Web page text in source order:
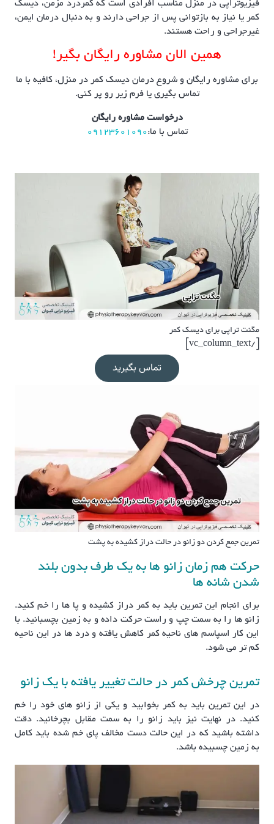
فیزیوتراپی در منزل مناسب افرادی است که کمردرد مزمن، دیسک
کمر یا نیاز به بازتوانی پس از جراحی دارند و به دنبال درمان ایمن،
غیرجراحی و راحت هستند.
همین الان مشاوره رایگان بگیر!
برای مشاوره رایگان و شروع درمان دیسک کمر در منزل، کافیه با ما
تماس بگیری یا فرم زیر رو پر کنی.
درخواست مشاوره رایگان
تماس با ما:۰۹۱۲۳۶۰۱۰۹۰
مگنت تراپی برای دیسک کمر
[/vc_column_text]
تماس بگیرید
تمرین جمع کردن دو زانو در حالت دراز کشیده به پشت
حرکت هم زمان زانو ها به یک طرف بدون بلند
شدن شانه ها
برای انجام این تمرین باید به کمر دراز کشیده و پا ها را خم کنید.
زانو ها را به سمت چپ و راست حرکت داده و به زمین بچسبانید. با
این کار اسپاسم های ناحیه کمر کاهش یافته و درد ها در این ناحیه
کم تر می شود.
تمرین چرخش کمر در حالت تغییر یافته با یک زانو
در این تمرین باید به کمر بخوابید و یکی از زانو های خود را خم
کنید. در نهایت نیز باید زانو را به سمت مقابل بچرخانید. دقت
داشته باشید که در این حالت دست مخالف پای خم شده باید کامل
به زمین چسبیده باشد.